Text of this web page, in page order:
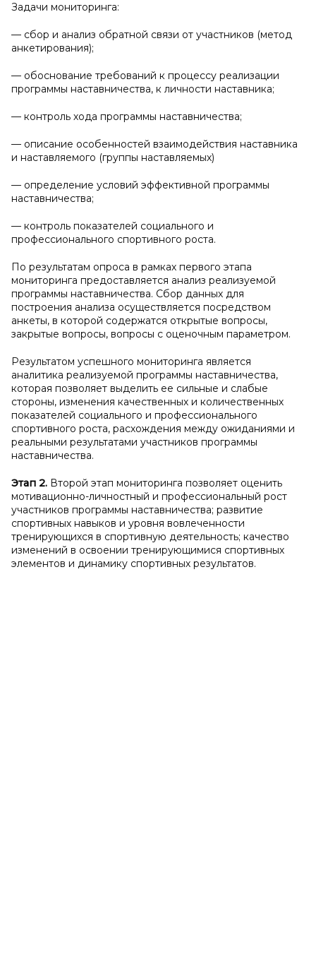
Задачи мониторинга:
— сбор и анализ обратной связи от участников (метод
анкетирования);
— обоснование требований к процессу реализации
программы наставничества, к личности наставника;
— контроль хода программы наставничества;
— описание особенностей взаимодействия наставника
и наставляемого (группы наставляемых)
— определение условий эффективной программы
наставничества;
— контроль показателей социального и
профессионального спортивного роста.
По результатам опроса в рамках первого этапа
мониторинга предоставляется анализ реализуемой
программы наставничества. Сбор данных для
построения анализа осуществляется посредством
анкеты, в которой содержатся открытые вопросы,
закрытые вопросы, вопросы с оценочным параметром.
Результатом успешного мониторинга является
аналитика реализуемой программы наставничества,
которая позволяет выделить ее сильные и слабые
стороны, изменения качественных и количественных
показателей социального и профессионального
спортивного роста, расхождения между ожиданиями и
реальными результатами участников программы
наставничества.
Этап 2. Второй этап мониторинга позволяет оценить
мотивационно-личностный и профессиональный рост
участников программы наставничества; развитие
спортивных навыков и уровня вовлеченности
тренирующихся в спортивную деятельность; качество
изменений в освоении тренирующимися спортивных
элементов и динамику спортивных результатов.